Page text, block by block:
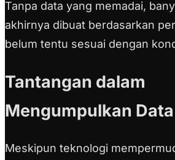
Tanpa data yang memadai,
akhirnya dibuat berdasarkan
belum tentu sesuai dengan
Tantangan dalam
Mengumpulkan Data
Meskipun teknologi